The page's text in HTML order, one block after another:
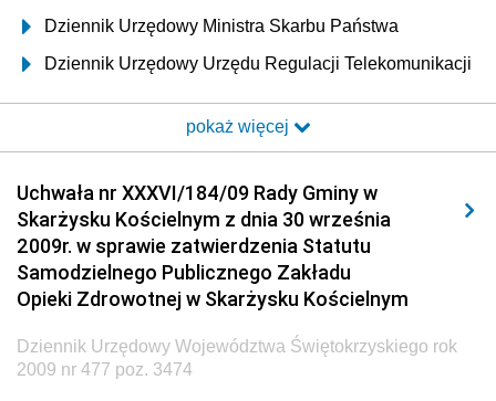
Dziennik Urzędowy Ministra Skarbu Państwa
Dziennik Urzędowy Urzędu Regulacji Telekomunikacji
Dziennik Urzędowy Ministra Transportu i Budownictwa
Elektronicznej
Dziennik Urzędowy Ministra Spraw Wewnętrznych i
Administracji
Dziennik Urzędowy Ministra Transportu
Dziennik Urzędowy Ministra Budownictwa
Dziennik Urzędowy Ministra Nauki i Szkolnictwa
pokaż więcej
Uchwała nr XXXVI/184/09 Rady Gminy w
Skarżysku Kościelnym z dnia 30 września
2009r. w sprawie zatwierdzenia Statutu
Samodzielnego Publicznego Zakładu
Opieki Zdrowotnej w Skarżysku Kościelnym
Dziennik Urzędowy Województwa Świętokrzyskiego rok
2009 nr 477 poz. 3474